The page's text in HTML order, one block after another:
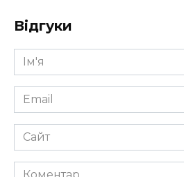
Відгуки
Ім'я
*
Email
*
Сайт
Коментар